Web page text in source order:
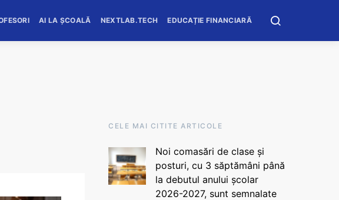
AI LA ȘCOALĂ NEXTLAB.TECH EDUCAȚIE FINANCIARĂ
CELE MAI CITITE ARTICOLE
Noi comasări de clase și
posturi, cu 3 săptămâni până
la debutul anului școlar
2026-2027, sunt semnalate